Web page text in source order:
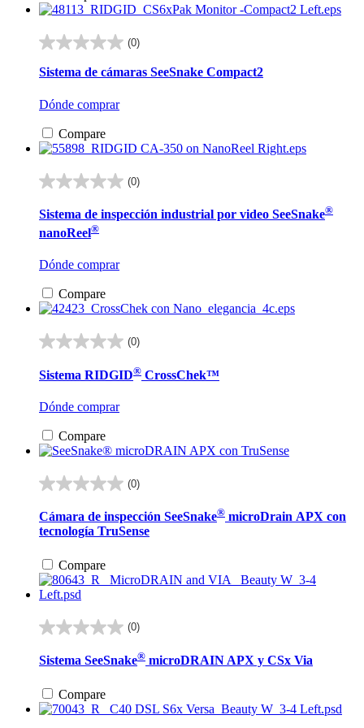
(0)
0.0
de
5
Sistema de cámaras SeeSnake Compact2
Dónde comprar
Compare
(0)
0.0
5
estrellas.
Sistema de inspección industrial por video SeeSnake®
nanoReel®
Dónde comprar
Compare
(0)
0.0
5
Sistema RIDGID® CrossChek™
Dónde comprar
Compare
(0)
0.0
5
estrellas.
Cámara de inspección SeeSnake® microDrain APX con
tecnología TruSense
Compare
(0)
0.0
5
Sistema SeeSnake® microDRAIN APX y CSx Via
Compare